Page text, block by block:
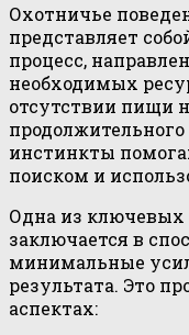
Охотничье
представляет
процесс,
необходимых
отсутствии пищи
инстинкты
поиском и
Одна из ключевых
заключается в
минимальные
результата. Это
аспектах: